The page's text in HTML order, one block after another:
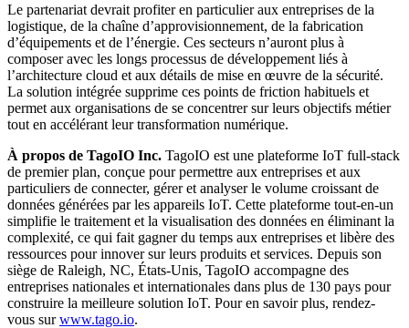
Le partenariat devrait profiter en particulier aux entreprises de la
logistique, de la chaîne d’approvisionnement, de la fabrication
d’équipements et de l’énergie. Ces secteurs n’auront plus à
composer avec les longs processus de développement liés à
l’architecture cloud et aux détails de mise en œuvre de la sécurité.
La solution intégrée supprime ces points de friction habituels et
permet aux organisations de se concentrer sur leurs objectifs métier
tout en accélérant leur transformation numérique.
À propos de TagoIO Inc. TagoIO est une plateforme IoT full-stack
de premier plan, conçue pour permettre aux entreprises et aux
particuliers de connecter, gérer et analyser le volume croissant de
données générées par les appareils IoT. Cette plateforme tout-en-un
simplifie le traitement et la visualisation des données en éliminant la
complexité, ce qui fait gagner du temps aux entreprises et libère des
ressources pour innover sur leurs produits et services. Depuis son
siège de Raleigh, NC, États-Unis, TagoIO accompagne des
entreprises nationales et internationales dans plus de 130 pays pour
construire la meilleure solution IoT. Pour en savoir plus, rendez-
vous surwww.tago.io.